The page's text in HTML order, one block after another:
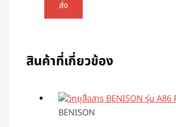
สินค้าที่เกี่ยวข้อง
BENISON